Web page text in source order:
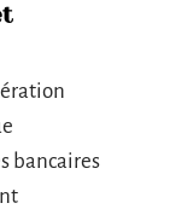
bancaires